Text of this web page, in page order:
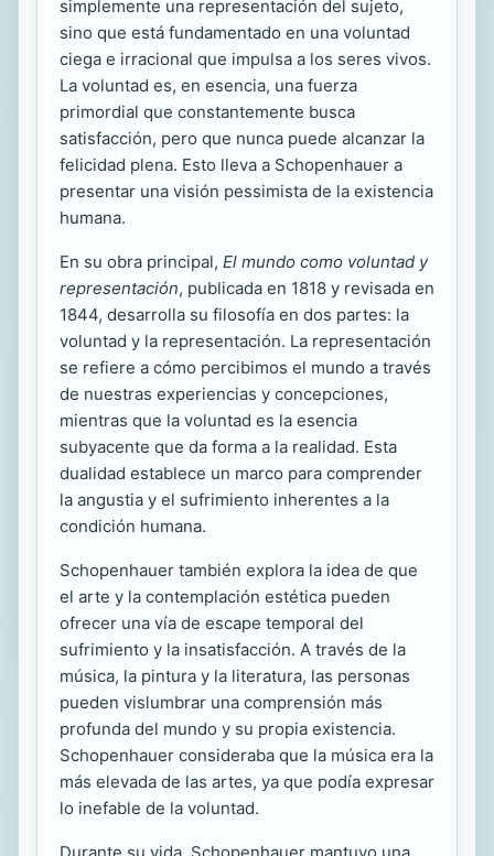
simplemente una representación del sujeto,
sino que está fundamentado en una voluntad
ciega e irracional que impulsa a los seres vivos.
La voluntad es, en esencia, una fuerza
primordial que constantemente busca
satisfacción, pero que nunca puede alcanzar la
felicidad plena. Esto lleva a Schopenhauer a
presentar una visión pessimista de la existencia
humana.
En su obra principal, El mundo como voluntad y
representación, publicada en 1818 y revisada en
1844, desarrolla su filosofía en dos partes: la
voluntad y la representación. La representación
se refiere a cómo percibimos el mundo a través
de nuestras experiencias y concepciones,
mientras que la voluntad es la esencia
subyacente que da forma a la realidad. Esta
dualidad establece un marco para comprender
la angustia y el sufrimiento inherentes a la
condición humana.
Schopenhauer también explora la idea de que
el arte y la contemplación estética pueden
ofrecer una vía de escape temporal del
sufrimiento y la insatisfacción. A través de la
música, la pintura y la literatura, las personas
pueden vislumbrar una comprensión más
profunda del mundo y su propia existencia.
Schopenhauer consideraba que la música era la
más elevada de las artes, ya que podía expresar
lo inefable de la voluntad.